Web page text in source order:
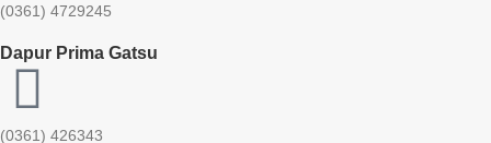
(0361) 4729245
Dapur Prima Gatsu
(0361) 426343